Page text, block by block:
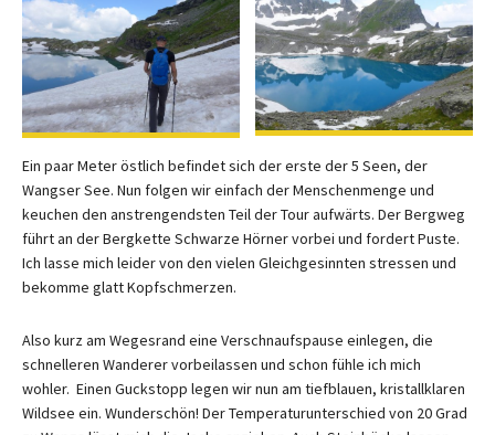
Ein paar Meter östlich befindet sich der erste der 5 Seen, der
Wangser See. Nun folgen wir einfach der Menschenmenge und
keuchen den anstrengendsten Teil der Tour aufwärts. Der Bergweg
führt an der Bergkette Schwarze Hörner vorbei und fordert Puste.
Ich lasse mich leider von den vielen Gleichgesinnten stressen und
bekomme glatt Kopfschmerzen.
Also kurz am Wegesrand eine Verschnaufspause einlegen, die
schnelleren Wanderer vorbeilassen und schon fühle ich mich
wohler. Einen Guckstopp legen wir nun am tiefblauen, kristallklaren
Wildsee ein. Wunderschön! Der Temperaturunterschied von 20 Grad